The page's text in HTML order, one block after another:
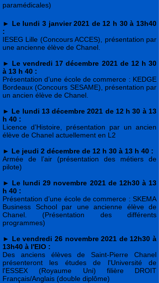
paramédicales)
► Le lundi 3 janvier 2021 de 12 h 30 à 13h40
:
IESEG Lille (Concours ACCES), présentation par
une ancienne élève de Chanel.
► Le vendredi 17 décembre 2021 de 12 h 30
à 13 h 40 :
Présentation d’une école de commerce : KEDGE
Bordeaux (Concours SESAME), présentation par
un ancien élève de Chanel.
► Le lundi 13 décembre 2021 de 12 h 30 à 13
h 40 :
Licence d’Histoire, présentation par un ancien
élève de Chanel actuellement en L2
► Le jeudi 2 décembre de 12 h 30 à 13 h 40 :
Armée de l’air (présentation des métiers de
pilote)
► Le lundi 29 novembre 2021 de 12h30 à 13
h 40 :
Présentation d’une école de commerce : SKEMA
Business School par une ancienne élève de
Chanel. (Présentation des différents
programmes)
► Le vendredi 26 novembre 2021 de 12h30 à
13h40 à l'EIO :
Des anciens élèves de Saint-Pierre Chanel
présenteront les études de l'Université de
l'ESSEX (Royaume Uni) filière DROIT
Français/Anglais (double diplôme)